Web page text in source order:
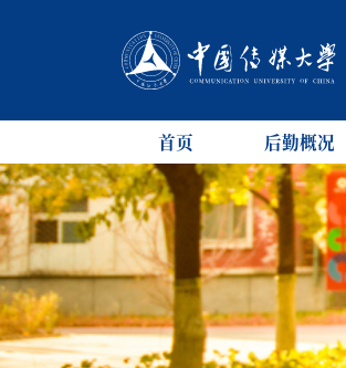
首页 后勤概况